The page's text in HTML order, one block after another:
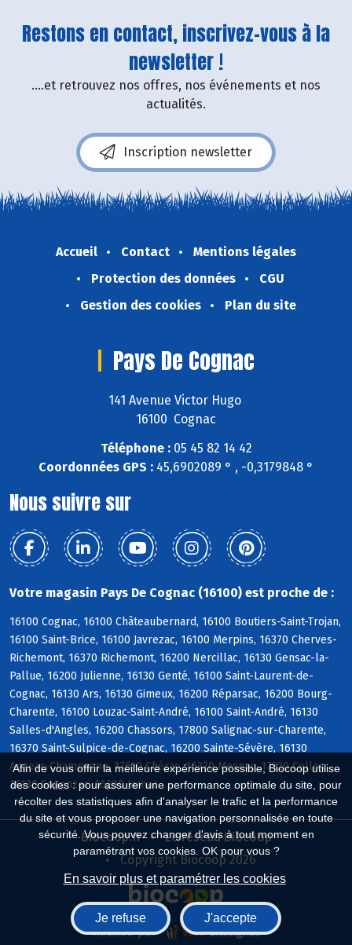
Afin de vous offrir la meilleure expérience possible, Biocoop utilise
des cookies : pour assurer une performance optimale du site, pour
récolter des statistiques afin d'analyser le trafic et la performance
du site et vous proposer une navigation personnalisée en toute
sécurité. Vous pouvez changer d'avis à tout moment en
paramétrant vos cookies. OK pour vous ?
En savoir plus et paramétrer les cookies
Je refuse J'accepte
Restons en contact, inscrivez-vous à la
newsletter !
....et retrouvez nos offres, nos événements et nos
actualités.
Inscription newsletter
Accueil Contact
Mentions légales
Protection des données
CGU
Gestion des cookies
Plan du site
Pays De Cognac
141 Avenue Victor Hugo
16100 Cognac
Téléphone :05 45 82 14 42
Coordonnées GPS : 45,6902089 ° , -0,3179848 °
Nous suivre sur
Votre magasin Pays De Cognac (16100) est proche de :
16100 Cognac, 16100 Châteaubernard, 16100 Boutiers-Saint-Trojan,
16100 Saint-Brice, 16100 Javrezac, 16100 Merpins, 16370 Cherves-
Richemont, 16370 Richemont, 16200 Nercillac, 16130 Gensac-la-
Pallue, 16200 Julienne, 16130 Genté, 16100 Saint-Laurent-de-
Cognac, 16130 Ars, 16130 Gimeux, 16200 Réparsac, 16200 Bourg-
Charente, 16100 Louzac-Saint-André, 16100 Saint-André, 16130
Salles-d'Angles, 16200 Chassors, 17800 Salignac-sur-Charente,
16370 Saint-Sulpice-de-Cognac, 16200 Sainte-Sévère, 16130
Angeac-Champagne, 17610 Chérac, 16370 Mesnac, 17520 Celles,
16130 Segonzac, 16200 Jarnac
Biocoop.fr
Le réseau Biocoop
Copyright Biocoop 2026
Réalisé par